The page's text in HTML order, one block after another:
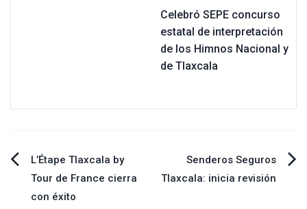
Celebró SEPE concurso
estatal de interpretación
de los Himnos Nacional y
de Tlaxcala
Navegación
de
L’Étape Tlaxcala by
Tour de France cierra
con éxito
Senderos Seguros
Tlaxcala: inicia revisión